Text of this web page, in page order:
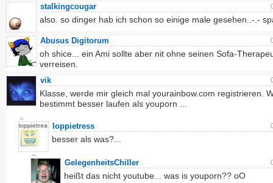
stalkingcougar
also. so dinger hab ich schon so einige male gesehen..-.-
Abusus Digitorum
oh shice... ein Ami sollte aber nit ohne seinen Sofa-
verreisen.
vik
Klasse, werde mir gleich mal yourainbow.com registrieren.
bestimmt besser laufen als youporn ...
loppietress
besser als was?...
GelegenheitsChiller
heißt das nicht youtube... was is youporn?? oO